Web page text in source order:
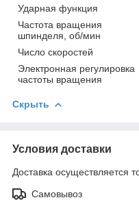
Ударная функция
Частота вращения
шпинделя, об/мин
Число скоростей
Электронная регулировка
частоты вращения
Скрыть
Условия доставки
Доставка осуществляется
Самовывоз